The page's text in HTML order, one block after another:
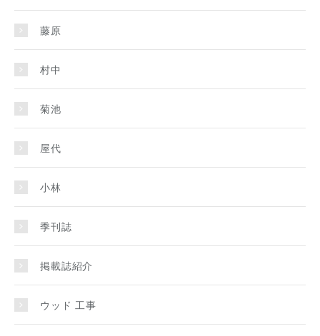
藤原
村中
菊池
屋代
小林
季刊誌
掲載誌紹介
ウッド 工事